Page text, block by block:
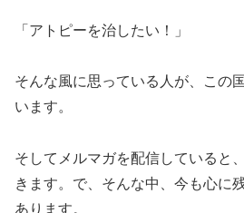
「アトピーを治したい！」
そんな風に思っている人が、この
います。
そしてメルマガを配信していると
きます。で、そんな中、今も心に
あります。